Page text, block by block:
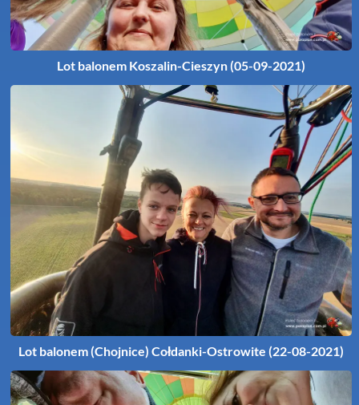
Lot balonem Koszalin-Cieszyn (05-09-2021)
Lot balonem (Chojnice) Cołdanki-Ostrowite (22-08-2021)